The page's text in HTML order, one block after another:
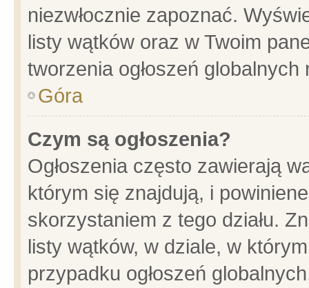
niezwłocznie zapoznać.
listy wątków oraz w Twoim
tworzenia ogłoszeń
Góra
Czym są ogłoszenia?
Ogłoszenia często zawierają
którym się znajdują, i
skorzystaniem z tego działu.
listy wątków, w dziale, w
przypadku ogłoszeń